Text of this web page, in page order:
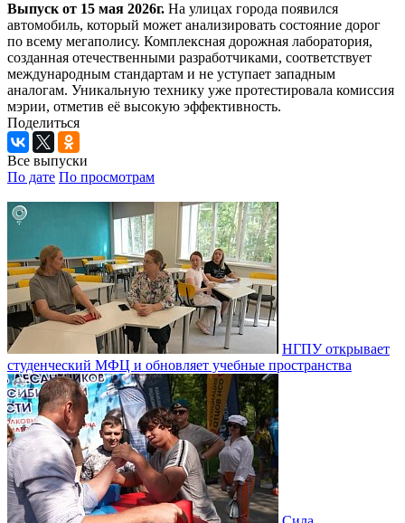
Выпуск от 15 мая 2026г. На улицах города появился
автомобиль, который может анализировать состояние дорог
по всему мегаполису. Комплексная дорожная лаборатория,
созданная отечественными разработчиками, соответствует
международным стандартам и не уступает западным
аналогам. Уникальную технику уже протестировала комиссия
мэрии, отметив её высокую эффективность.
Поделиться
Все выпуски
По дате По просмотрам
НГПУ открывает
студенческий МФЦ и обновляет учебные пространства